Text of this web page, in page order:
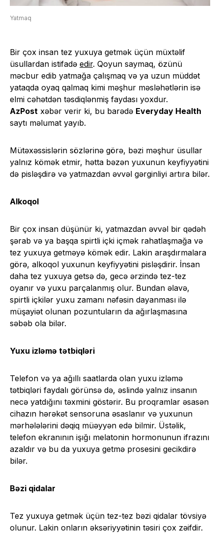
Yatmaq
Bir çox insan tez yuxuya getmək üçün müxtəlif
üsullardan istifadə edir. Qoyun saymaq, özünü
məcbur edib yatmağa çalışmaq və ya uzun müddət
yataqda oyaq qalmaq kimi məşhur məsləhətlərin isə
elmi cəhətdən təsdiqlənmiş faydası yoxdur.
AzPost xəbər verir ki, bu barədə Everyday Health
saytı məlumat yayıb.
Mütəxəssislərin sözlərinə görə, bəzi məşhur üsullar
yalnız kömək etmir, hətta bəzən yuxunun keyfiyyətini
də pisləşdirə və yatmazdan əvvəl gərginliyi artıra bilər.
Alkoqol
Bir çox insan düşünür ki, yatmazdan əvvəl bir qədəh
şərab və ya başqa spirtli içki içmək rahatlaşmağa və
tez yuxuya getməyə kömək edir. Lakin araşdırmalara
görə, alkoqol yuxunun keyfiyyətini pisləşdirir. İnsan
daha tez yuxuya getsə də, gecə ərzində tez-tez
oyanır və yuxu parçalanmış olur. Bundan əlavə,
spirtli içkilər yuxu zamanı nəfəsin dayanması ilə
müşayiət olunan pozuntuların da ağırlaşmasına
səbəb ola bilər.
Yuxu izləmə tətbiqləri
Telefon və ya ağıllı saatlarda olan yuxu izləmə
tətbiqləri faydalı görünsə də, əslində yalnız insanın
necə yatdığını təxmini göstərir. Bu proqramlar əsasən
cihazın hərəkət sensoruna əsaslanır və yuxunun
mərhələlərini dəqiq müəyyən edə bilmir. Üstəlik,
telefon ekranının işığı melatonin hormonunun ifrazını
azaldır və bu da yuxuya getmə prosesini gecikdirə
bilər.
Bəzi qidalar
Tez yuxuya getmək üçün tez-tez bəzi qidalar tövsiyə
olunur. Lakin onların əksəriyyətinin təsiri çox zəifdir.